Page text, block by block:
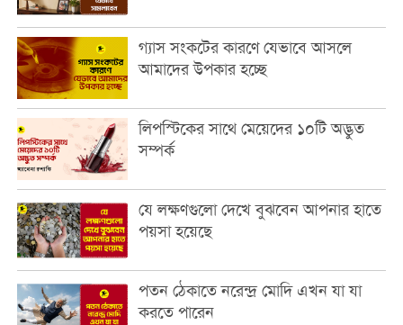
গ্যাস সংকটের কারণে যেভাবে আসলে
আমাদের উপকার হচ্ছে
লিপস্টিকের সাথে মেয়েদের ১০টি অদ্ভুত
সম্পর্ক
যে লক্ষণগুলো দেখে বুঝবেন আপনার হাতে
পয়সা হয়েছে
পতন ঠেকাতে নরেন্দ্র মোদি এখন যা যা
করতে পারেন